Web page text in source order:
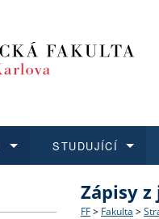
Struktura
Co
STUDUJÍCÍ
O vědě a
Aktuální
Zápisy
FF > Fakulta >